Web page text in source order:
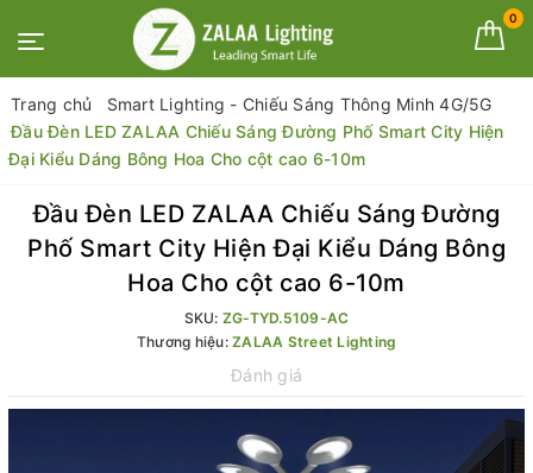
0
Trang chủ
Smart Lighting - Chiếu Sáng Thông Minh 4G/5G
Đầu Đèn LED ZALAA Chiếu Sáng Đường Phố Smart City Hiện
Đại Kiểu Dáng Bông Hoa Cho cột cao 6-10m
Đầu Đèn LED ZALAA Chiếu Sáng Đường
Phố Smart City Hiện Đại Kiểu Dáng Bông
Hoa Cho cột cao 6-10m
SKU: ZG-TYD.5109-AC
Thương hiệu: ZALAA Street Lighting
Đánh giá